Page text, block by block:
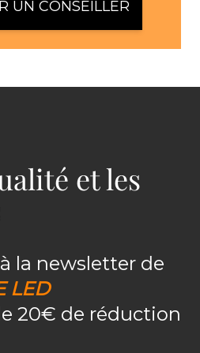
UN CONSEILLER
et les
la newsletter de
LED
20€ de réduction